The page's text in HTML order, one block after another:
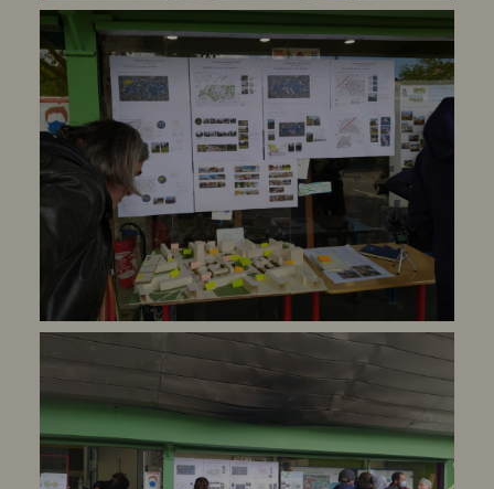
assuré des missions d’intérêt général :
médiation sociale, accompagnement
administratif, soutien aux personnes
vulnérables, prévention du
vieillissement, accès au droit, espace
de sociabilité, culture et mémoire
locale. Ce développement progressif l’a
transformé en un véritable centre
social alternatif, reconnu et fréquenté
bien au-delà du seul quartier.
Un acteur essentiel aujourd’hui
menacé par le renouvellement
urbain
Malgré sa reconnaissance publique et
son rôle unique pour les habitants, Le
Tilia est aujourd’hui menacé
d’expulsion sans solution de relogement
viable en raison des travaux liés au
renouvellement urbain. Cette situation